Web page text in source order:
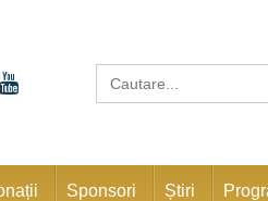
Search
for:
Sponsori Știri